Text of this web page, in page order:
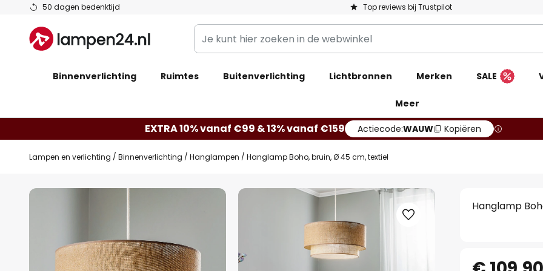
50 dagen bedenktijd Top reviews bij Trustpilot
Ga
de
inhoud
Je
kunt
zoeken
webwinkel
Binnenverlichting Ruimtes Buitenverlichting Lichtbronnen Merken SALE
Meer
EXTRA 10% vanaf €99 & 13% vanaf €159 Actiecode:WAUW Kopiëren
Lampen en verlichting Binnenverlichting Hanglampen Hanglamp Boho, bruin, Ø 45 cm, textiel
Ga
Hanglamp